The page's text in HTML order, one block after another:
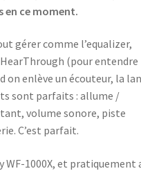
en ce moment.
gérer comme l’equalizer,
(pour entendre
on enlève un écouteur, la
sont parfaits : allume /
volume sonore, piste
C’est parfait.
WF-1000X, et pratiquement